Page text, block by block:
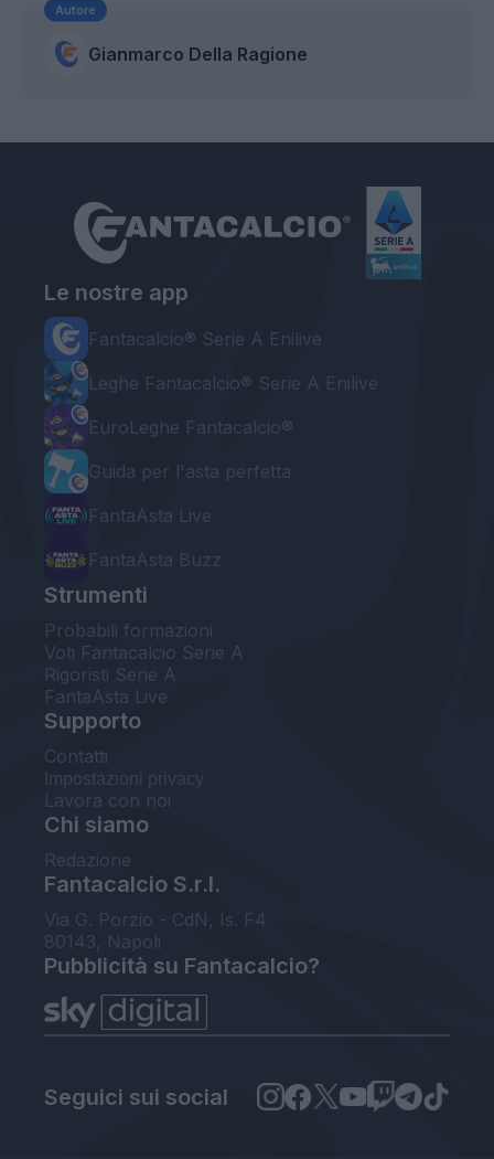
Autore
Gianmarco Della Ragione
Le nostre app
Fantacalcio® Serie A Enilive
Leghe Fantacalcio® Serie A Enilive
EuroLeghe Fantacalcio®
Guida per l'asta perfetta
FantaAsta Live
FantaAsta Buzz
Strumenti
Probabili formazioni
Voti Fantacalcio Serie A
Rigoristi Serie A
FantaAsta Live
Supporto
Contatti
Impostazioni privacy
Lavora con noi
Chi siamo
Redazione
Fantacalcio S.r.l.
Via G. Porzio - CdN, Is. F4
80143, Napoli
Pubblicità su Fantacalcio?
Seguici sui social